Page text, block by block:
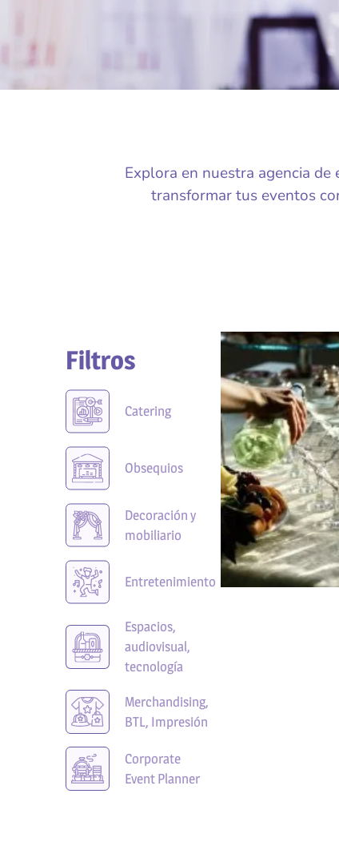
Explora en nuestra agencia
transformar tus eventos
Filtros
Catering
Obsequios
Decoración y
mobiliario
Entretenimiento
Espacios,
audiovisual,
tecnología
Merchandising,
BTL, Impresión
Corporate
Event Planner